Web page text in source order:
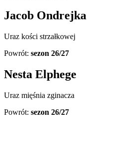
Jacob Ondrejka
Uraz kości strzałkowej
Powrót: sezon 26/27
Nesta Elphege
Uraz mięśnia zginacza
Powrót: sezon 26/27